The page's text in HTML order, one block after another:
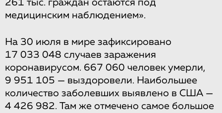
261 тыс. граждан остаются под
медицинским наблюдением».
На 30 июля в мире зафиксировано
17 033 048 случаев заражения
коронавирусом. 667 060 человек умерли,
9 951 105 — выздоровели. Наибольшее
количество заболевших выявлено в США —
4 426 982. Там же отмечено самое большое